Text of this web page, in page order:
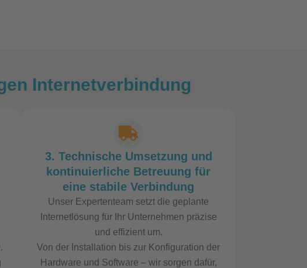
Internetverbindung
3. Technische Umsetzung und
kontinuierliche Betreuung für
eine stabile Verbindung
Unser Expertenteam setzt die geplante
Internetlösung für Ihr Unternehmen präzise
und effizient um.
Von der Installation bis zur Konfiguration der
Hardware und Software – wir sorgen dafür,